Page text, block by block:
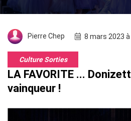
Pierre Chep 8 mars 2023
Culture Sorties
LA FAVORITE ...
vainqueur !